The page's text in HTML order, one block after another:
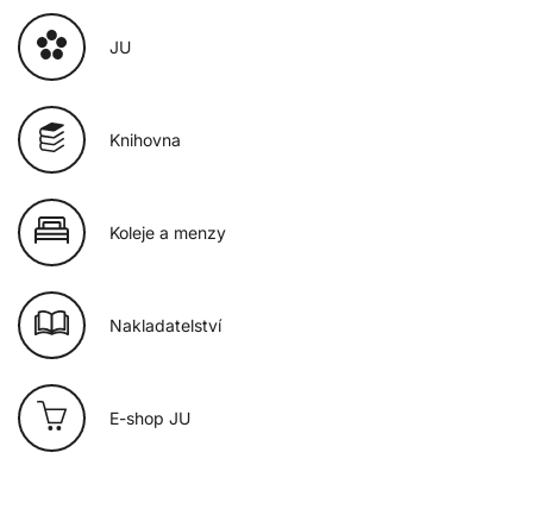
JU
Knihovna
Koleje a menzy
Nakladatelství
E-shop JU